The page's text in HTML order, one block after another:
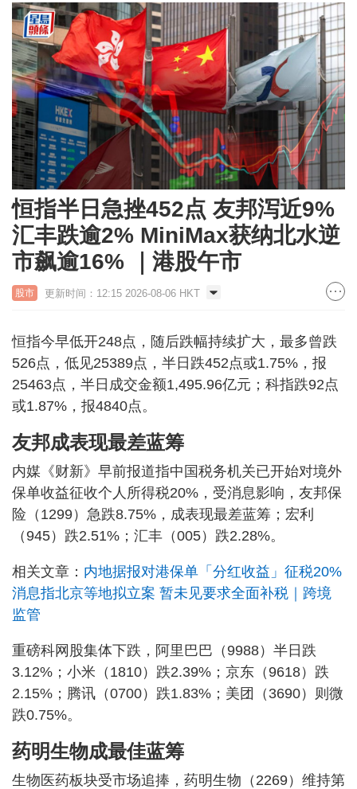
恒指半日急挫452点 友邦泻近9%
汇丰跌逾2% MiniMax获纳北水逆
市飙逾16% ｜港股午市
股市 更新时间：12:15 2026-08-06 HKT
恒指今早低开248点，随后跌幅持续扩大，最多曾跌
526点，低见25389点，半日跌452点或1.75%，报
25463点，半日成交金额1,495.96亿元；科指跌92点
或1.87%，报4840点。
友邦成表现最差蓝筹
内媒《财新》早前报道指中国税务机关已开始对境外
保单收益征收个人所得税20%，受消息影响，友邦保
险（1299）急跌8.75%，成表现最差蓝筹；宏利
（945）跌2.51%；汇丰（005）跌2.28%。
相关文章： 内地据报对港保单「分红收益」征税20%
消息指北京等地拟立案 暂未见要求全面补税｜跨境
监管
重磅科网股集体下跌，阿里巴巴（9988）半日跌
3.12%；小米（1810）跌2.39%；京东（9618）跌
2.15%；腾讯（0700）跌1.83%；美团（3690）则微
跌0.75%。
药明生物成最佳蓝筹
生物医药板块受市场追捧，药明生物（2269）维持第